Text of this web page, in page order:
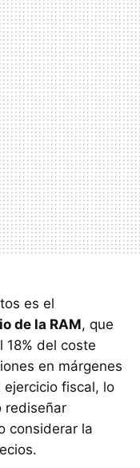
es el
de la RAM, que
18% del coste
en márgenes
fiscal, lo
rediseñar
considerar la